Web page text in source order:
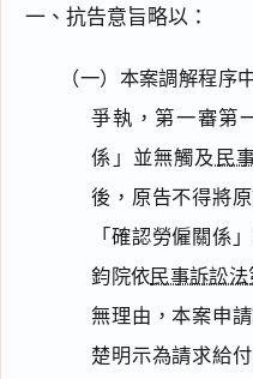
一、抗告意旨略以：
（一）本案調解程
爭執，第一審第
係」並無觸及民
後，原告不得將
「確認勞僱關係
鈞院依民事訴訟法
無理由，本案申
楚明示為請求給